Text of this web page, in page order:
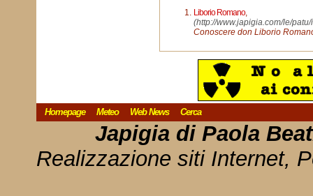
Liborio Romano,
(http://www.japigia.com/le/
Conoscere don Liborio
Homepage Meteo Web News Cerca
Japigia di Paola
Realizzazione siti Internet,